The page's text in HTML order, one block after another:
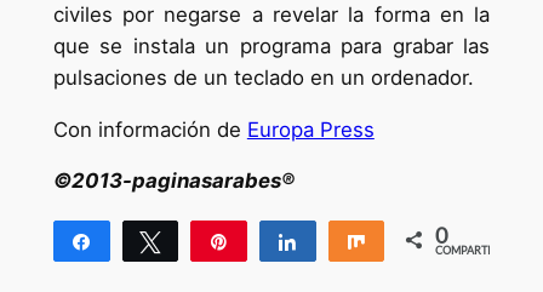
civiles por negarse a revelar la forma en la
que se instala un programa para grabar las
pulsaciones de un teclado en un ordenador.
Con información de Europa Press
©2013-paginasarabes®
Compartir Twittear Compartir Compartir
0
COMPARTIR